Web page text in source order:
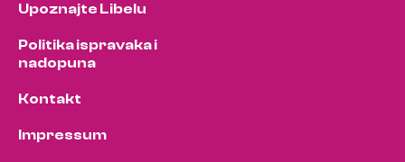
Upoznajte Libelu
Politika ispravaka i
nadopuna
Kontakt
Impressum